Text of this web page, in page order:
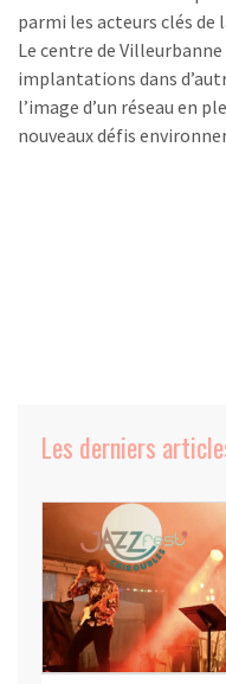
parmi les acteurs clés de
Le centre de
implantations dans
l’image d’un réseau en
nouveaux défis
Les derniers